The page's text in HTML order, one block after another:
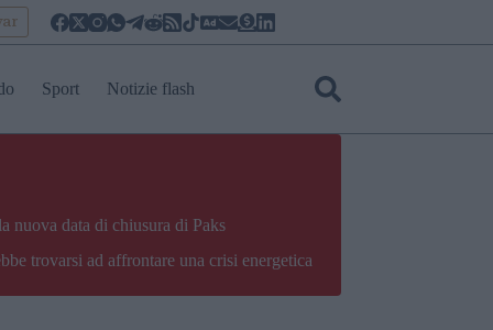
Sport Notizie flash
nuova data di chiusura di Paks
trovarsi ad affrontare una crisi energetica